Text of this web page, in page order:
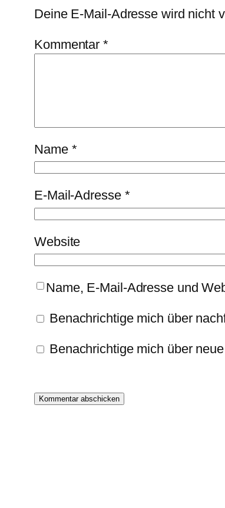
Deine E-Mail-Adresse wird nicht
Kommentar*
Name *
E-Mail-Adresse *
Website
Name, E-Mail-Adresse und
Benachrichtige mich über
Benachrichtige mich über